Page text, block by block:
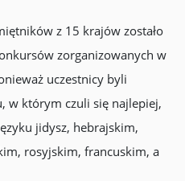
z 15 krajów zostało
zorganizowanych w
uczestnicy byli
w którym czuli się najlepiej,
jidysz, hebrajskim,
rosyjskim, francuskim, a